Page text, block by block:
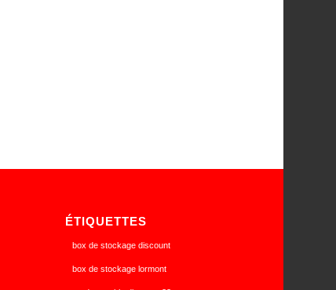
ÉTIQUETTES
box de stockage discount
box de stockage lormont